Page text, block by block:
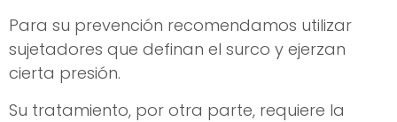
Para su prevención recomendamos utilizar
sujetadores que definan el surco y ejerzan
cierta presión.
Su tratamiento, por otra parte, requiere la